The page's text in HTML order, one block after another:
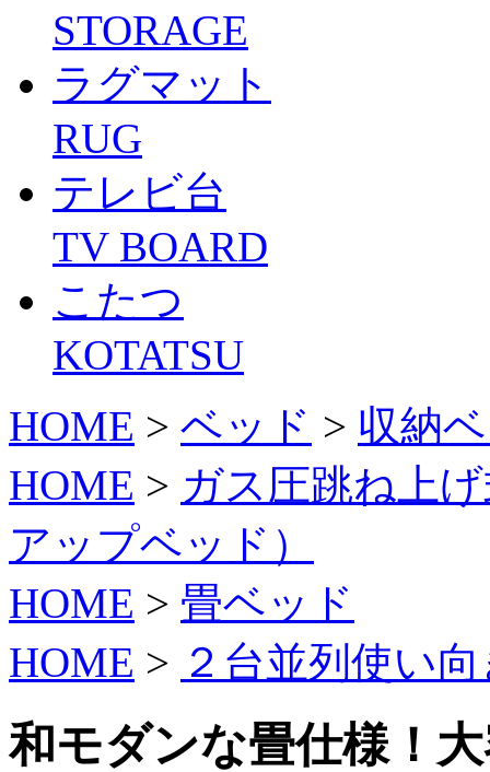
STORAGE
ラグマット
RUG
テレビ台
TV BOARD
こたつ
KOTATSU
HOME > ベッド > 収納
HOME > ガス圧跳ね上
アップベッド）
HOME > 畳ベッド
HOME > ２台並列使い
和モダンな畳仕様！